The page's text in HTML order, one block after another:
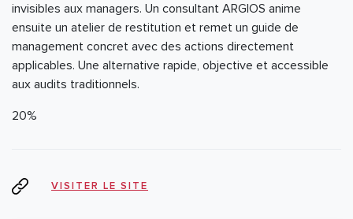
invisibles aux managers. Un consultant ARGIOS anime
ensuite un atelier de restitution et remet un guide de
management concret avec des actions directement
applicables. Une alternative rapide, objective et accessible
aux audits traditionnels.
20%
VISITER LE SITE